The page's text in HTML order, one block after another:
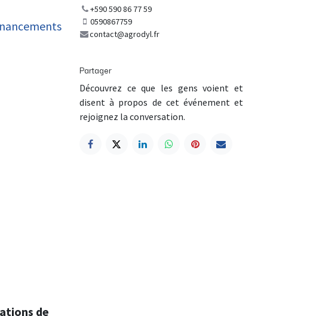
de
+590 590 86 77 59
0590867759
contact@agrodyl.fr
Partager
Découvrez ce que les gens voient et
disent à propos de cet événement et
rejoignez la conversation.